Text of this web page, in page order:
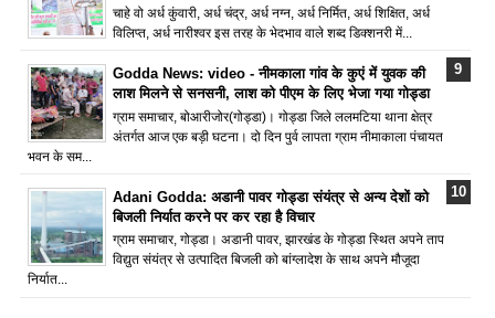
चाहे वो अर्ध कुंवारी, अर्ध चंद्र, अर्ध नग्न, अर्ध निर्मित, अर्ध शिक्षित, अर्ध
विलिप्त, अर्ध नारीश्वर इस तरह के भेदभाव वाले शब्द डिक्शनरी में...
Godda News: video - नीमकाला गांव के कुएं में युवक की
लाश मिलने से सनसनी, लाश को पीएम के लिए भेजा गया गोड्डा
ग्राम समाचार, बोआरीजोर(गोड्डा)। गोड्डा जिले ललमटिया थाना क्षेत्र
अंतर्गत आज एक बड़ी घटना। दो दिन पुर्व लापता ग्राम नीमाकाला पंचायत
भवन के सम...
Adani Godda: अडानी पावर गोड्डा संयंत्र से अन्य देशों को
बिजली निर्यात करने पर कर रहा है विचार
ग्राम समाचार, गोड्डा। अडानी पावर, झारखंड के गोड्डा स्थित अपने ताप
विद्युत संयंत्र से उत्पादित बिजली को बांग्लादेश के साथ अपने मौजूदा
निर्यात...